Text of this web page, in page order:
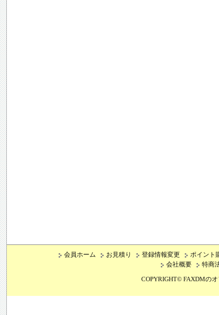
会員ホーム お見積り 登録情報変更
ポイント
会社概要
特商
COPYRIGHT© FAXDMの